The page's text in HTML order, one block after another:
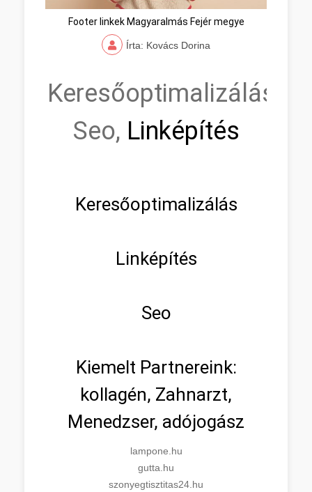
Footer linkek Magyaralmás Fejér megye
Írta: Kovács Dorina
Keresőoptimalizálás,
Seo, Linképítés
Keresőoptimalizálás
Linképítés
Seo
Kiemelt Partnereink:
kollagén, Zahnarzt,
Menedzser, adójogász
lampone.hu
gutta.hu
szonyegtisztitas24.hu